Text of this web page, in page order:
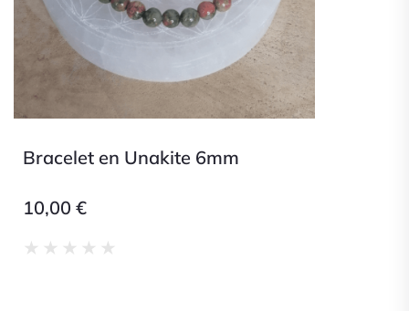
Bracelet en Unakite 6mm
10,00 €
★ ★ ★ ★ ★